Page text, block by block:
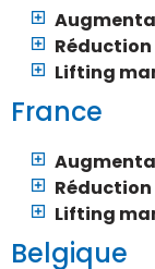
Lifting
France
Lifting
Belgique